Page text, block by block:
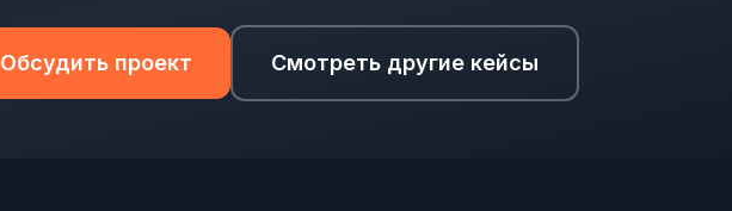
Обсудить проект Смотреть другие кейсы